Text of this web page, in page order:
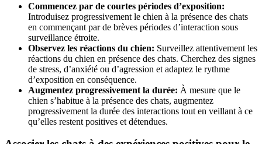
Commencez par de courtes périodes d’exposition:
Introduisez progressivement le chien à la présence des chats
en commençant par de brèves périodes d’interaction sous
surveillance étroite.
Observez les réactions du chien: Surveillez attentivement les
réactions du chien en présence des chats. Cherchez des signes
de stress, d’anxiété ou d’agression et adaptez le rythme
d’exposition en conséquence.
Augmentez progressivement la durée: À mesure que le
chien s’habitue à la présence des chats, augmentez
progressivement la durée des interactions tout en veillant à ce
qu’elles restent positives et détendues.